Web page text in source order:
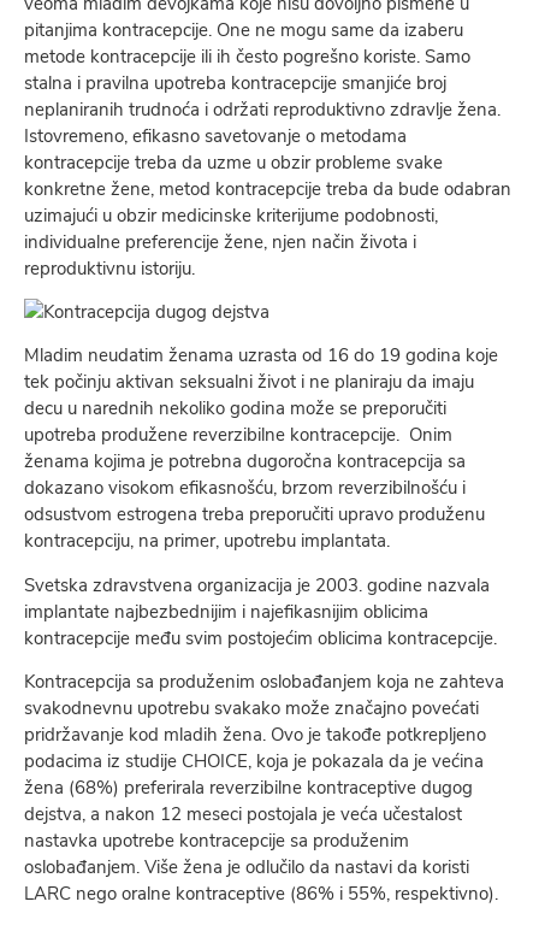
pitanjima kontracepcije. One ne mogu same da izaberu
metode kontracepcije ili ih često pogrešno koriste. Samo
stalna i pravilna upotreba kontracepcije smanjiće broj
neplaniranih trudnoća i održati reproduktivno zdravlje žena.
Istovremeno, efikasno savetovanje o metodama
kontracepcije treba da uzme u obzir probleme svake
konkretne žene, metod kontracepcije treba da bude odabran
uzimajući u obzir medicinske kriterijume podobnosti,
individualne preferencije žene, njen način života i
reproduktivnu istoriju.
Mladim neudatim ženama uzrasta od 16 do 19 godina koje
tek počinju aktivan seksualni život i ne planiraju da imaju
decu u narednih nekoliko godina može se preporučiti
upotreba produžene reverzibilne kontracepcije. Onim
ženama kojima je potrebna dugoročna kontracepcija sa
dokazano visokom efikasnošću, brzom reverzibilnošću i
odsustvom estrogena treba preporučiti upravo produženu
kontracepciju, na primer, upotrebu implantata.
Svetska zdravstvena organizacija je 2003. godine nazvala
implantate najbezbednijim i najefikasnijim oblicima
kontracepcije među svim postojećim oblicima kontracepcije.
Kontracepcija sa produženim oslobađanjem koja ne zahteva
svakodnevnu upotrebu svakako može značajno povećati
pridržavanje kod mladih žena. Ovo je takođe potkrepljeno
podacima iz studije CHOICE, koja je pokazala da je većina
žena (68%) preferirala reverzibilne kontraceptive dugog
dejstva, a nakon 12 meseci postojala je veća učestalost
nastavka upotrebe kontracepcije sa produženim
oslobađanjem. Više žena je odlučilo da nastavi da koristi
LARC nego oralne kontraceptive (86% i 55%, respektivno).